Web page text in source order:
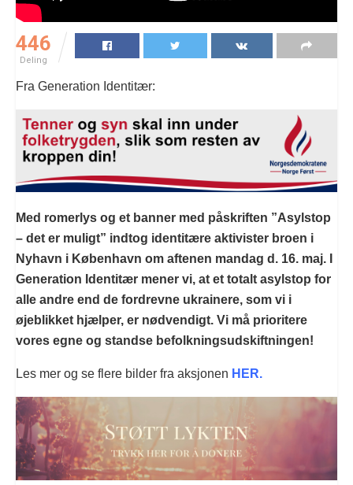
446
Deling
Fra Generation Identitær:
Med romerlys og et banner med påskriften ”Asylstop
– det er muligt” indtog identitære aktivister broen i
Nyhavn i København om aftenen mandag d. 16. maj. I
Generation Identitær mener vi, at et totalt asylstop for
alle andre end de fordrevne ukrainere, som vi i
øjeblikket hjælper, er nødvendigt. Vi må prioritere
vores egne og standse befolkningsudskiftningen!
Les mer og se flere bilder fra aksjonen HER.